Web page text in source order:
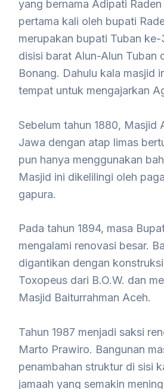
yang bernama Adipati
pertama kali oleh bupati
merupakan bupati Tuban
disisi barat Alun-Alun Tuban
Bonang. Dahulu kala masjid
tempat untuk mengajarkan
Sebelum tahun 1880, Masjid
Jawa dengan atap limas
pun hanya menggunakan
Masjid ini dikelilingi oleh
gapura.
Pada tahun 1894, masa
mengalami renovasi besar.
digantikan dengan
Toxopeus dari B.O.W. dan
Masjid Baiturrahman Aceh.
Tahun 1987 menjadi saksi
Marto Prawiro. Bangunan
penambahan struktur di sisi
jamaah yang semakin